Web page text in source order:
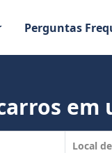
Perguntas
em
Local